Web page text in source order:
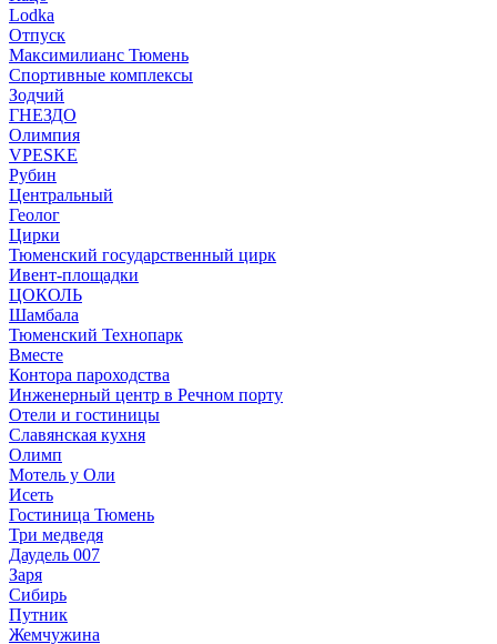
Lodka
Отпуск
Максимилианс Тюмень
Спортивные комплексы
Зодчий
ГНЕЗДО
Олимпия
VPESKE
Рубин
Центральный
Геолог
Цирки
Тюменский государственный цирк
Ивент-площадки
ЦОКОЛЬ
Шамбала
Тюменский Технопарк
Вместе
Контора пароходства
Инженерный центр в Речном порту
Отели и гостиницы
Славянская кухня
Олимп
Мотель у Оли
Исеть
Гостиница Тюмень
Три медведя
Даудель 007
Заря
Сибирь
Путник
Жемчужина